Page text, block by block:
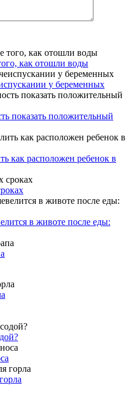
как отошли воды
у беременных
показать положительный
как расположен ребенок в
в животе после еды: